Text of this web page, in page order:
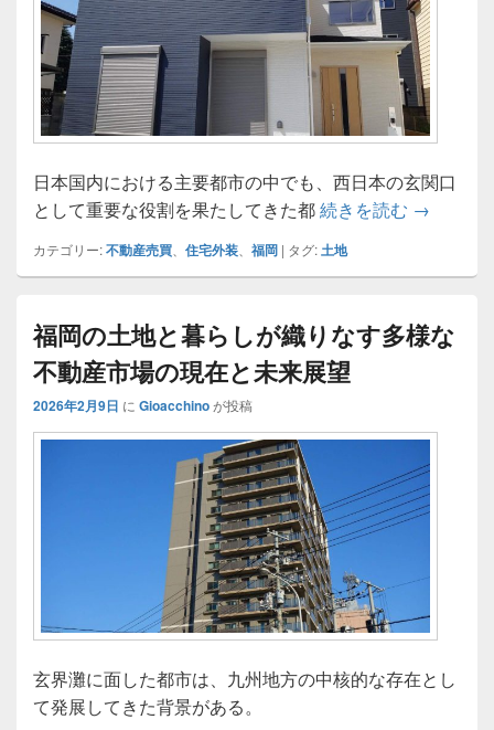
日本国内における主要都市の中でも、西日本の玄関口
として重要な役割を果たしてきた都続きを読む 福岡の玄
→
カテゴリー:不動産売買 住宅外装 福岡 | タグ:土地
福岡の土地と暮らしが織りなす多様な
不動産市場の現在と未来展望
2026年2月9日 に Gioacchinoが投稿
玄界灘に面した都市は、九州地方の中核的な存在とし
て発展してきた背景がある。